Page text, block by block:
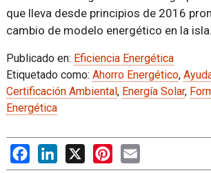
que lleva desde principios de 2016
cambio de modelo energético en la isla.
Publicado en: Eficiencia Energética
Etiquetado como: Ahorro Energético,
Certificación Ambiental, Energía Solar,
Energética
FacebookLinkedIn
X PinterestEmail